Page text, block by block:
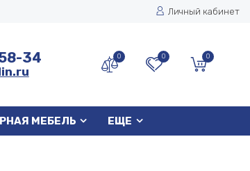
Личный кабинет
34 0 0 0
МЕБЕЛЬ ЕЩЕ